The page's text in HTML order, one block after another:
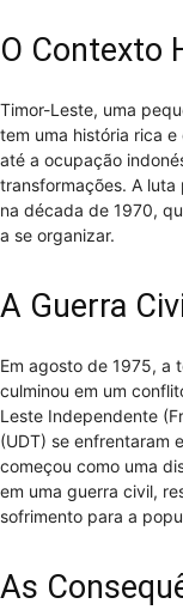
O Contexto
Timor-Leste, uma
tem uma história rica
até a ocupação
transformações. A
na década de 1970,
a se organizar.
A Guerra
Em agosto de 1975, a
culminou em um
Leste Independente
(UDT) se enfrentaram
começou como uma
em uma guerra civil,
sofrimento para a
As